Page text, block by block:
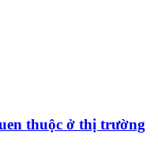
thuộc ở thị trường